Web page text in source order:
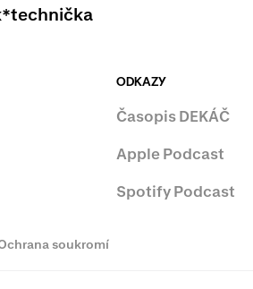
ODKAZY
Časopis DEKÁČ
Apple Podcast
Spotify Podcast
soukromí